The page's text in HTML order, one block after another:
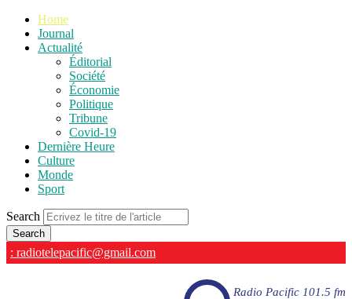
Home
Journal
Actualité
Éditorial
Société
Économie
Politique
Tribune
Covid-19
Dernière Heure
Culture
Monde
Sport
Search
: radiotelepacific@gmail.com
Radio Pacific 101.5 fm